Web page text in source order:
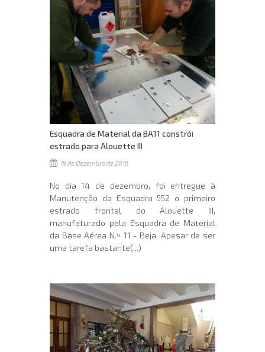
Esquadra de Material da BA11 constrói
estrado para Alouette III
19 de Dezembro de 2016
No dia 14 de dezembro, foi entregue à
Manutenção da Esquadra 552 o primeiro
estrado frontal do Alouette III,
manufaturado pela Esquadra de Material
da Base Aérea N.º 11 - Beja. Apesar de ser
uma tarefa bastante(...)